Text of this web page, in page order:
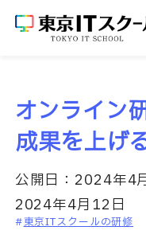
オンライン
成果を上げ
公開日： 2024年4
2024年4月12日
東京ITスクールの研修